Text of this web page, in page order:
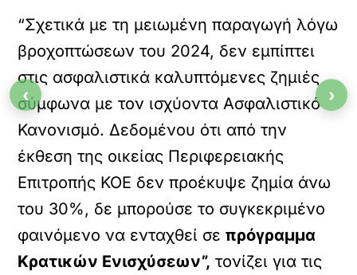
“Σχετικά με τη μειωμένη παραγωγή λόγω
βροχοπτώσεων του 2024, δεν εμπίπτει
στις ασφαλιστικά καλυπτόμενες ζημιές
σύμφωνα με τον ισχύοντα Ασφαλιστικό
Κανονισμό. Δεδομένου ότι από την
έκθεση της οικείας Περιφερειακής
Επιτροπής ΚΟΕ δεν προέκυψε ζημία άνω
του 30%, δε μπορούσε το συγκεκριμένο
φαινόμενο να ενταχθεί σε πρόγραμμα
Κρατικών Ενισχύσεων”, τονίζει για τις
‹ ›